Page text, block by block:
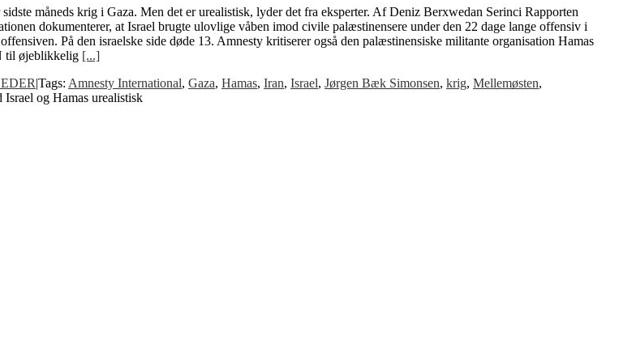
måneds krig i Gaza. Men det er urealistisk, lyder det fra eksperter. Af Deniz Berxwedan Serinci Rapporten
dokumenterer, at Israel brugte ulovlige våben imod civile palæstinensere under den 22 dage lange offensiv i
På den israelske side døde 13. Amnesty kritiserer også den palæstinensiske militante organisation Hamas
til øjeblikkelig [...]
|Tags: Amnesty International, Gaza, Hamas, Iran, Israel, Jørgen Bæk Simonsen, krig, Mellemøsten,
og Hamas urealistisk